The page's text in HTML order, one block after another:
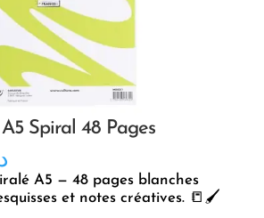
Spiral 48 Pages
A5 — 48 pages blanches
et notes créatives. 📒🖌️